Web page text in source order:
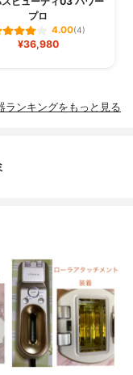
プロ
4.00(4)
¥36,980
ランキングをもっと見る